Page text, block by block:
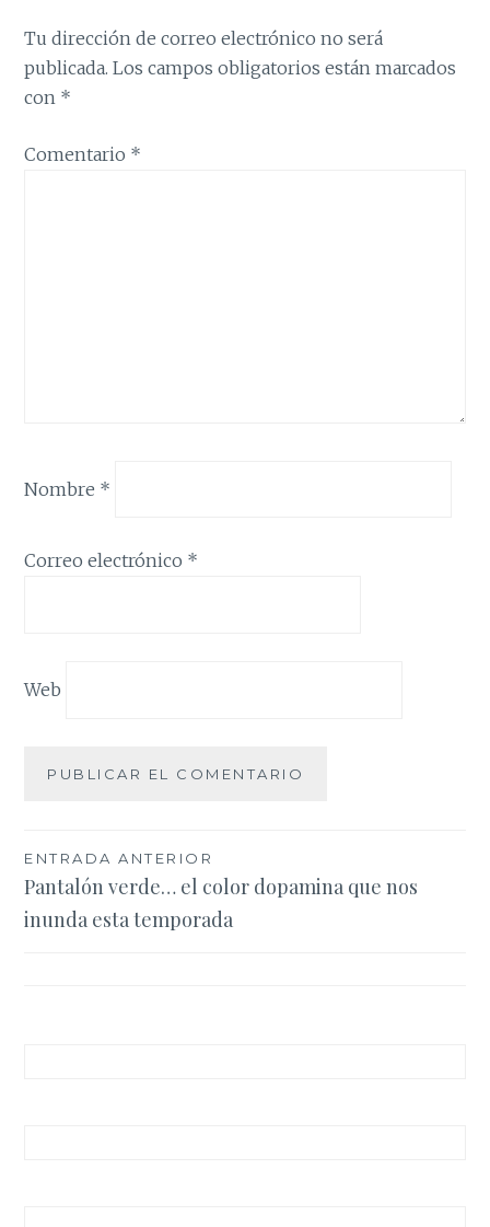
Tu dirección de correo electrónico no será
publicada. Los campos obligatorios están marcados
con *
Comentario *
Nombre *
Correo electrónico *
Web
Navegación
de
ENTRADA ANTERIOR
Pantalón verde… el color dopamina que nos
inunda esta temporada